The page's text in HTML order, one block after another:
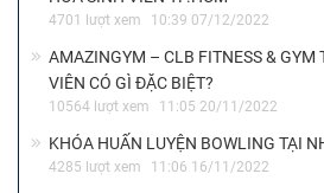
4701 lượt xem 10:39 07/12/2022
AMAZINGYM – CLB FITNESS & GYM
VIÊN CÓ GÌ ĐẶC BIỆT?
10564 lượt xem 11:05 20/11/2022
KHÓA HUẤN LUYỆN BOWLING TẠI
4285 lượt xem 11:06 16/11/2022